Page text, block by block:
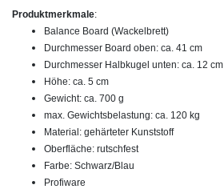
Produktmerkmale:
Balance Board (Wackelbrett)
Durchmesser Board oben: ca. 41 cm
Durchmesser Halbkugel unten: ca. 12 cm
Höhe: ca. 5 cm
Gewicht: ca. 700 g
max. Gewichtsbelastung: ca. 120 kg
Material: gehärteter Kunststoff
Oberfläche: rutschfest
Farbe: Schwarz/Blau
Profiware